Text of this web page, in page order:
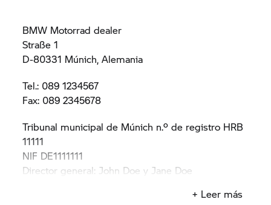
BMW Motorrad dealer
Straße 1
D-80331 Múnich, Alemania
Tel.: 089 1234567
Fax: 089 2345678
Tribunal municipal de Múnich n.º de registro HRB
11111
NIF DE1111111
Director general: John Doe y Jane Doe
+ Leer más